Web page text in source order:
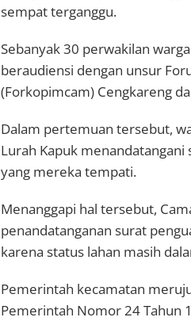
sempat terganggu.
Sebanyak 30 perwakilan
beraudiensi dengan unsur
(Forkopimcam) Cengkareng
Dalam pertemuan tersebut,
Lurah Kapuk menandatangani
yang mereka tempati.
Menanggapi hal tersebut,
penandatanganan surat
karena status lahan masih
Pemerintah kecamatan
Pemerintah Nomor 24 Tahun